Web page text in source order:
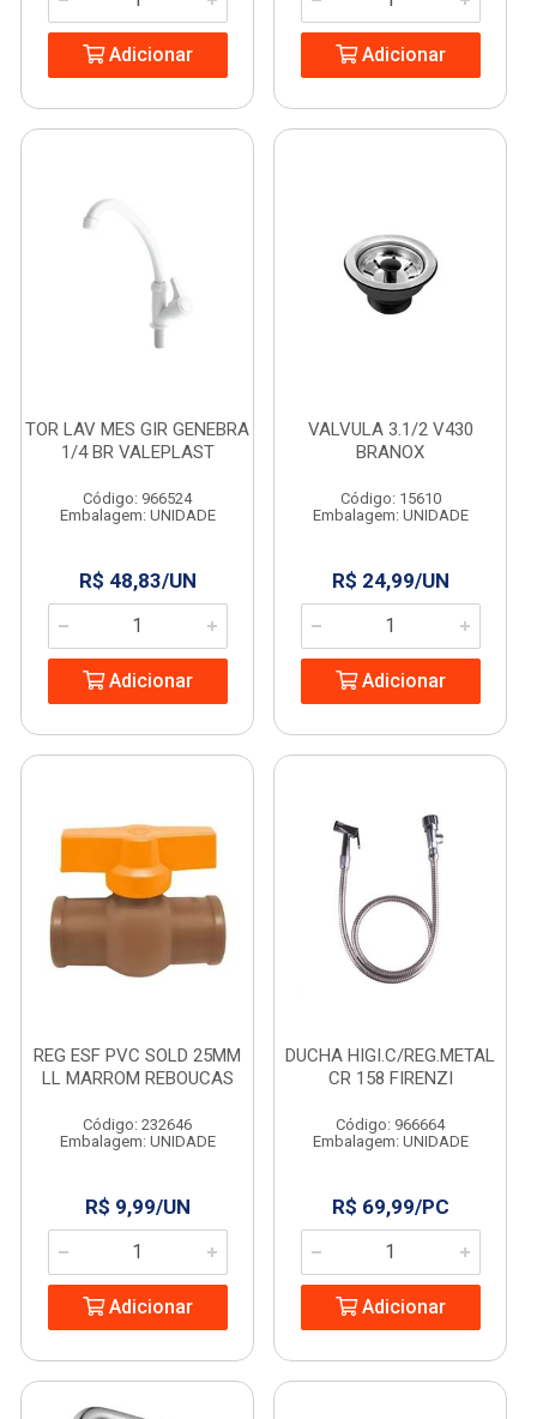
Adicionar Adicionar
TOR LAV MES GIR GENEBRA
1/4 BR VALEPLAST
Código: 966524
Embalagem: UNIDADE
R$ 48,83/UN
Adicionar
VALVULA 3.1/2 V430
BRANOX
Código: 15610
Embalagem: UNIDADE
R$ 24,99/UN
Adicionar
REG ESF PVC SOLD 25MM
LL MARROM REBOUCAS
Código: 232646
Embalagem: UNIDADE
R$ 9,99/UN
Adicionar
DUCHA HIGI.C/REG.METAL
CR 158 FIRENZI
Código: 966664
Embalagem: UNIDADE
R$ 69,99/PC
Adicionar